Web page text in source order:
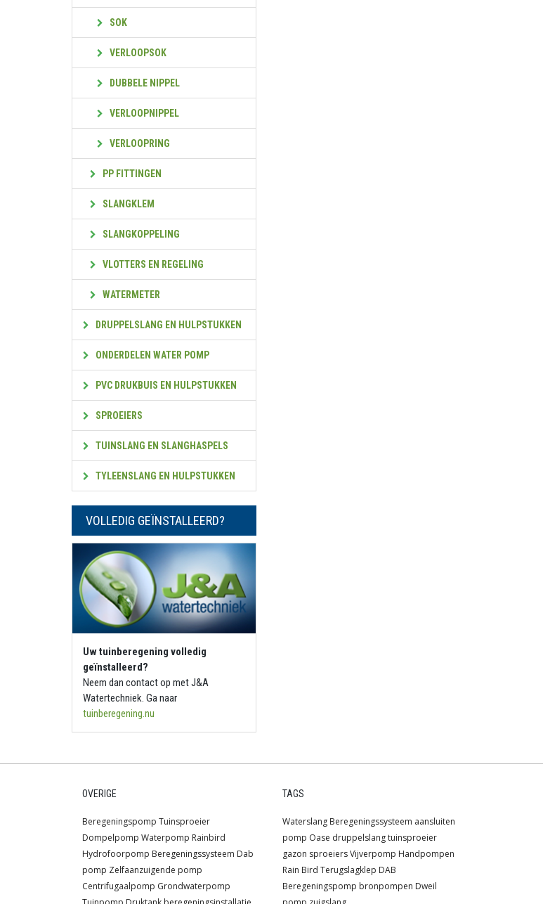
SOK
VERLOOPSOK
DUBBELE NIPPEL
VERLOOPNIPPEL
VERLOOPRING
PP FITTINGEN
SLANGKLEM
SLANGKOPPELING
VLOTTERS EN REGELING
WATERMETER
DRUPPELSLANG EN HULPSTUKKEN
ONDERDELEN WATER POMP
PVC DRUKBUIS EN HULPSTUKKEN
SPROEIERS
TUINSLANG EN SLANGHASPELS
TYLEENSLANG EN HULPSTUKKEN
VOLLEDIG GEÏNSTALLEERD?
Uw tuinberegening volledig
geïnstalleerd?
Neem dan contact op met J&A
Watertechniek. Ga naar
tuinberegening.nu
OVERIGE
Beregeningspomp Tuinsproeier
Dompelpomp Waterpomp Rainbird
Hydrofoorpomp Beregeningssysteem Dab
pomp Zelfaanzuigende pomp
Centrifugaalpomp Grondwaterpomp
TAGS
Waterslang Beregeningssysteem aansluiten
pomp Oase druppelslangtuinsproeier
gazon sproeiersVijverpomp Handpompen
Rain Bird Terugslagklep DAB
Beregeningspomp bronpompen Dweil